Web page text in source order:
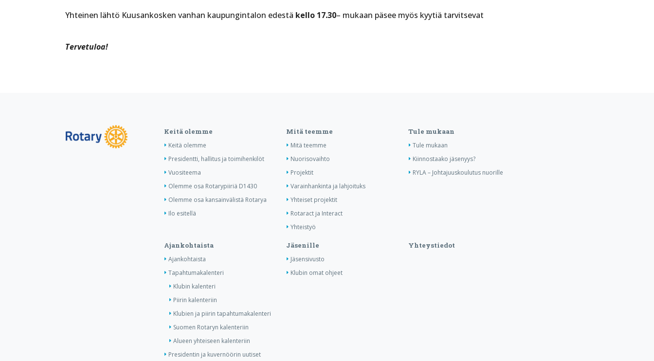
Yhteinen lähtö Kuusankosken vanhan kaupungintalon edestä kello 17.30– mukaan päsee myös kyytiä tarvitsevat
Tervetuloa!
Keitä olemme
Keitä olemme
Presidentti, hallitus ja toimihenkilöt
Vuositeema
Olemme osa Rotarypiiriä D1430
Olemme osa kansainvälistä Rotarya
Ilo esitellä
Mitä teemme
Mitä teemme
Nuorisovaihto
Projektit
Varainhankinta ja lahjoituks
Yhteiset projektit
Rotaract ja Interact
Yhteistyö
Tule mukaan
Tule mukaan
Kiinnostaako jäsenyys?
RYLA – Johtajuuskoulutus nuorille
Ajankohtaista
Ajankohtaista
Tapahtumakalenteri
Klubin kalenteri
Piirin kalenteriin
Klubien ja piirin tapahtumakalenteri
Suomen Rotaryn kalenteriin
Alueen yhteiseen kalenteriin
Presidentin ja kuvernöörin uutiset
Jäsenille
Jäsensivusto
Klubin omat ohjeet
Yhteystiedot